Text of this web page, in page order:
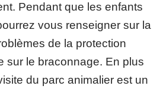
Pendant que les enfants
vous renseigner sur la
de la protection
sur le braconnage. En plus
du parc animalier est un